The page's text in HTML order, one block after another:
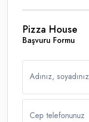
Pizza House
Başvuru Formu
Adınız, soyadınız
Cep telefonunuz